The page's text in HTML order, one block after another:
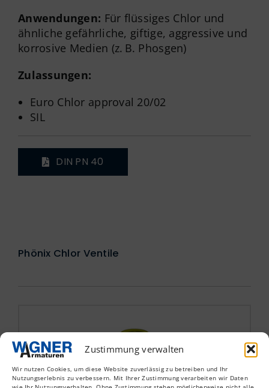
Zustimmung verwalten
Wir nutzen Cookies, um diese Website zuverlässig zu betreiben und Ihr
Nutzungserlebnis zu verbessern. Mit Ihrer Zustimmung verarbeiten wir Daten
Anwendungen: Für flüssiges Chlor und
ähnliche gefährliche, giftige, aggressive und
korrosive Medien (z. B. Phosgen)
Zulassungen:
Euro Chlor approval 20/02
SIL
DIN PN 40
Phönix Chlor Ventile